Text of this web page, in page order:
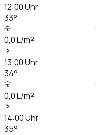
12:00Uhr
33°
0,0L/m²
13:00Uhr
34°
0,0L/m²
14:00Uhr
35°